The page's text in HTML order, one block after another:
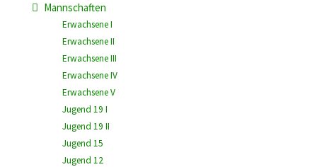
Mannschaften
Erwachsene I
Erwachsene II
Erwachsene III
Erwachsene IV
Erwachsene V
Jugend 19 I
Jugend 19 II
Jugend 15
Jugend 12